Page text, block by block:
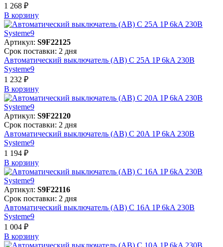
1 268 ₽
В корзинy
Артикул: S9F22125
Срок поставки: 2 дня
Автоматический выключатель (АВ) C 25A 1P 6kA 230В
Systeme9
1 232 ₽
В корзинy
Артикул: S9F22120
Срок поставки: 2 дня
Автоматический выключатель (АВ) C 20A 1P 6kA 230В
Systeme9
1 194 ₽
В корзинy
Артикул: S9F22116
Срок поставки: 2 дня
Автоматический выключатель (АВ) C 16A 1P 6kA 230В
Systeme9
1 004 ₽
В корзинy